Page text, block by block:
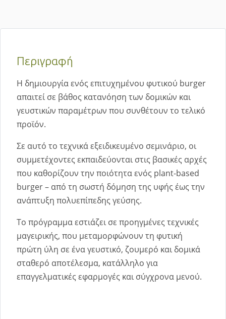
Περιγραφή
Η δημιουργία ενός επιτυχημένου φυτικού burger
απαιτεί σε βάθος κατανόηση των δομικών και
γευστικών παραμέτρων που συνθέτουν το τελικό
προϊόν.
Σε αυτό το τεχνικά εξειδικευμένο σεμινάριο, οι
συμμετέχοντες εκπαιδεύονται στις βασικές αρχές
που καθορίζουν την ποιότητα ενός plant-based
burger – από τη σωστή δόμηση της υφής έως την
ανάπτυξη πολυεπίπεδης γεύσης.
Το πρόγραμμα εστιάζει σε προηγμένες τεχνικές
μαγειρικής, που μεταμορφώνουν τη φυτική
πρώτη ύλη σε ένα γευστικό, ζουμερό και δομικά
σταθερό αποτέλεσμα, κατάλληλο για
επαγγελματικές εφαρμογές και σύγχρονα μενού.